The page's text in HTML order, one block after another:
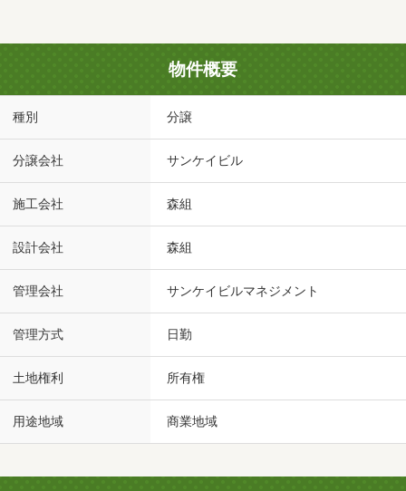
物件概要
種別 分譲
分譲会社 サンケイビル
施工会社 森組
設計会社 森組
管理会社 サンケイビルマネジメント
管理方式 日勤
土地権利 所有権
用途地域 商業地域